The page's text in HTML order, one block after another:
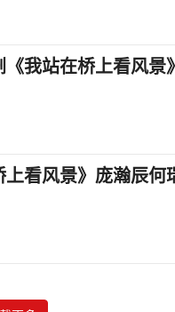
我站在桥上看风景
看风景》庞瀚辰何